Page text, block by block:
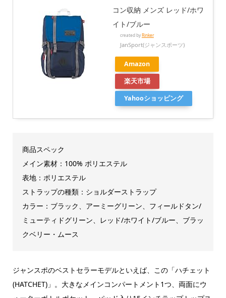
コン収納 メンズ レッド/ホワ
イト/ブルー
created byRinker
JanSport(ジャンスポーツ)
Amazon
楽天市場
Yahooショッピング
商品スペック
メイン素材：100% ポリエステル
表地：ポリエステル
ストラップの種類：ショルダーストラップ
カラー：ブラック、アーミーグリーン、フィールドタン/
ミューティドグリーン、レッド/ホワイト/ブルー、ブラッ
クベリー・ムース
ジャンスポのベストセラーモデルといえば、この「ハチェット
(HATCHET)」。大きなメインコンパートメント1つ、両面にウ